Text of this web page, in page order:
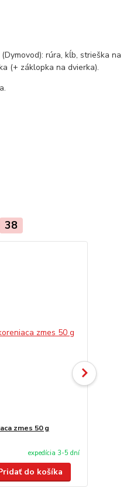
rúra, kĺb, strieška na
(+ záklopka na dvierka).
38
zmes 50 g
expedícia 3-5 dní
do košíka